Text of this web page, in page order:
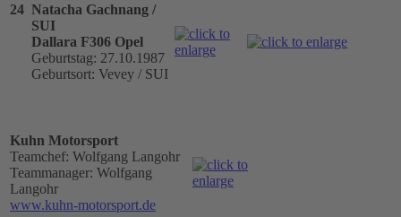
24 Natacha Gachnang /
SUI
Dallara F306 Opel
Geburtstag: 27.10.1987
Geburtsort: Vevey / SUI
Kuhn Motorsport
Teamchef: Wolfgang Langohr
Teammanager: Wolfgang
Langohr
www.kuhn-motorsport.de